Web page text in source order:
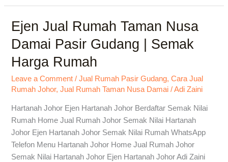
Ejen Jual Rumah Taman Nusa
Damai Pasir Gudang | Semak
Harga Rumah
Leave a Comment /Jual Rumah Pasir Gudang,Cara Jual
Rumah Johor,Jual Rumah Taman Nusa Damai /Adi Zaini
Hartanah Johor Ejen Hartanah Johor Berdaftar Semak Nilai
Rumah Home Jual Rumah Johor Semak Nilai Hartanah
Johor Ejen Hartanah Johor Semak Nilai Rumah WhatsApp
Telefon Menu Hartanah Johor Home Jual Rumah Johor
Semak Nilai Hartanah Johor Ejen Hartanah Johor Adi Zaini
Ejen
Jual
Rumah
Taman
Damai
Gudang
|
Semak
Harga
Rumah